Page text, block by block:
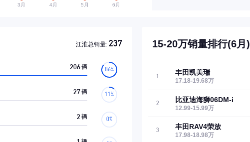
江淮总销量: 237
206辆
27辆
2 辆
15-20万销量排行(6月)
1 丰田凯美瑞
17.18-19.68万
2 比亚迪海狮06DM-i
12.99-15.99万
3 丰田RAV4荣放
17.98-18.98万